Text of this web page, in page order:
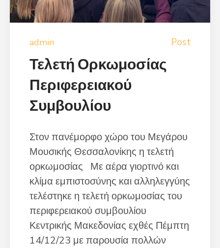
admin Post
Τελετή Ορκωμοσίας
Περιφερειακού
Συμβουλίου
Στον πανέμορφο χώρο του Μεγάρου
Μουσικής Θεσσαλονίκης η τελετή
ορκωμοσίας Με αέρα γιορτινό και
κλίμα εμπιστοσύνης και αλληλεγγύης
τελέστηκε η τελετή ορκωμοσίας του
περιφερειακού συμβουλίου
Κεντρικής Μακεδονίας εχθές Πέμπτη
14/12/23 με παρουσία πολλών